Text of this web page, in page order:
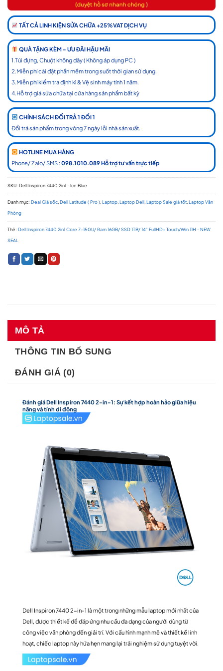
TẤT CẢ LINH KIỆN SỬA CHỮA +25%VAT DỊCH VỤ
QUÀ TẶNG KÈM - ƯU ĐÃI HẬU MÃI
1.Túi đựng, Chuột không dây ( Không áp dụng PC )
2.Miễn phí cài đặt phần mềm trong suốt thời gian sử dụng.
3.Miễn phí kiểm tra định kì & Vệ sinh máy tính 1 năm.
4.Hỗ trợ giá sửa chữa tại cửa hàng sản phẩm bất kỳ
CHÍNH SÁCH ĐỔI TRẢ 1 ĐỔI 1
Đổi trả sản phẩm trong vòng 7 ngày lỗi nhà sản xuất.
HOTLINE MUA HÀNG
Phone/ Zalo/ SMS : 098.1010.089 Hỗ trợ tư vấn trực tiếp
SKU: Dell Inspiron 7440 2in1 - Ice Blue
Danh mục: Deal Giá sốc Dell Latitude ( Pro ) Laptop Laptop Dell Laptop Sale giá tốt Laptop Văn
Phòng
Thẻ: Dell Inspiron 7440 2in1 Core 7-150U/ Ram 16GB/ SSD 1TB/ 14” FullHD+ Touch/Win 11H - NEW
SEAL
MÔ TẢ
THÔNG TIN BỔ SUNG
ĐÁNH GIÁ (0)
Đánh giá Dell Inspiron 7440 2-in-1: Sự kết hợp hoàn hảo giữa hiệu
năng và tính di động
Dell Inspiron 7440 2-in-1 là một trong những mẫu laptop mới nhất của
Dell, được thiết kế để đáp ứng nhu cầu đa dạng của người dùng từ
công việc văn phòng đến giải trí. Với cấu hình mạnh mẽ và thiết kế linh
hoạt, chiếc laptop này hứa hẹn mang lại trải nghiệm sử dụng tuyệt vời.